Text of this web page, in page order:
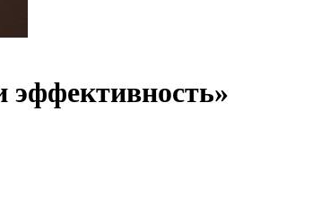
эффективность»